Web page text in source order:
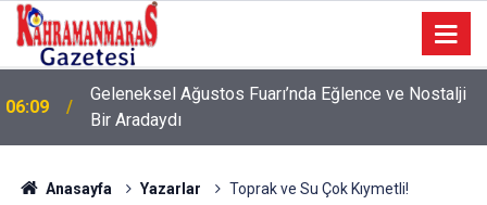
06:09
Geleneksel Ağustos Fuarı’nda Eğlence ve Nostalji
Bir Aradaydı
Anasayfa Yazarlar Toprak ve Su Çok Kıymetli!